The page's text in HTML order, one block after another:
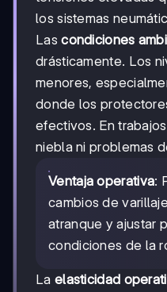
los sistemas
Lascondiciones
drásticamente. Los
menores,
donde los
efectivos. En
niebla ni problemas
Ventaja operativa:
cambios de
atranque y ajustar
condiciones de la
La elasticidad